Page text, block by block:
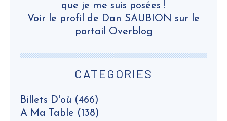
CATEGORIES
Billets D'où (466)
A Ma Table (138)
que je me suis posées !
Voir le profil de Dan SAUBION sur le
portail Overblog